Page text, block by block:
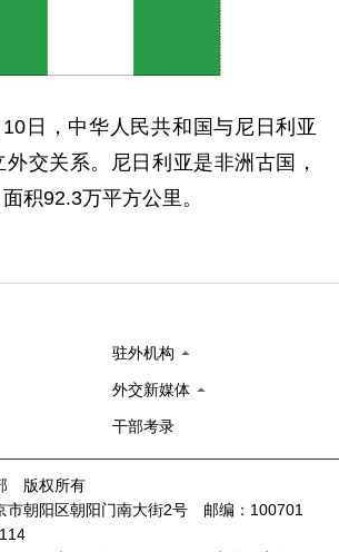
，中华人民共和国与尼日利亚
交关系。尼日利亚是非洲古国，
积92.3万平方公里。
驻外机构
外交新媒体
干部考录
版权所有
市朝阳区朝阳门南大街2号 邮编：100701